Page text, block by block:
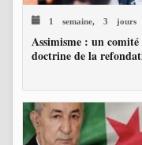
1 semaine, 3 jours
Assimisme : un
doctrine de la